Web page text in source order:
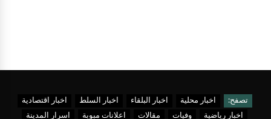
تصفح: اخبار محلية اخبار البلقاء اخبار السلط
اخبار اقتصادية
اخبار رياضية
وفيات مقالات اعلانات مبوبة
اسرار المدينة